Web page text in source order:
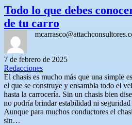
Todo lo que debes
de tu carro
7 de febrero de 2025
Redacciones
El chasis es mucho más que una simple
el que se construye y ensambla todo el
hasta la carrocería. Sin un chasis bien
no podría brindar estabilidad ni
Aunque para muchos conductores el
sin…